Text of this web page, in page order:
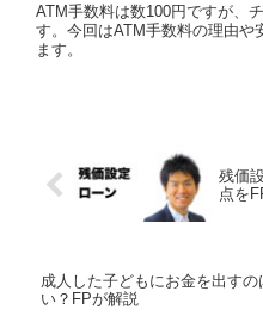
ATM手数料は数100円ですが、
す。今回はATM手数料の理由や
ます。
残価
点を
成人した子どもにお金を出すの
い？FPが解説